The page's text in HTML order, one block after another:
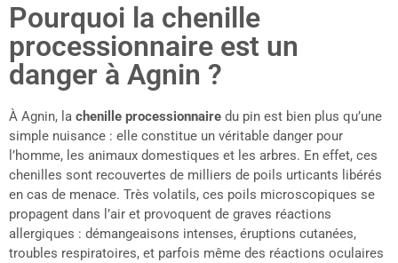
Pourquoi la chenille
processionnaire est un
danger à Agnin ?
À Agnin, la chenille processionnaire du pin est bien plus qu’une
simple nuisance : elle constitue un véritable danger pour
l’homme, les animaux domestiques et les arbres. En effet, ces
chenilles sont recouvertes de milliers de poils urticants libérés
en cas de menace. Très volatils, ces poils microscopiques se
propagent dans l’air et provoquent de graves réactions
allergiques : démangeaisons intenses, éruptions cutanées,
troubles respiratoires, et parfois même des réactions oculaires